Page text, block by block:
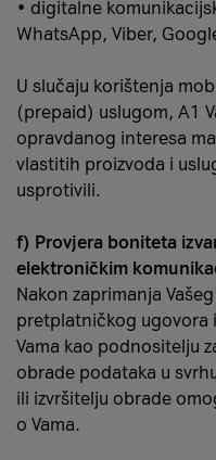
• digitalne
WhatsApp, Viber,
U slučaju korištenja
(prepaid) uslugom, A1
opravdanog interesa
vlastitih proizvoda i
usprotivili.
f) Provjera boniteta
elektroničkim
Nakon zaprimanja
pretplatničkog ugovora
Vama kao podnositelju
obrade podataka u
ili izvršitelju obrade
o Vama.